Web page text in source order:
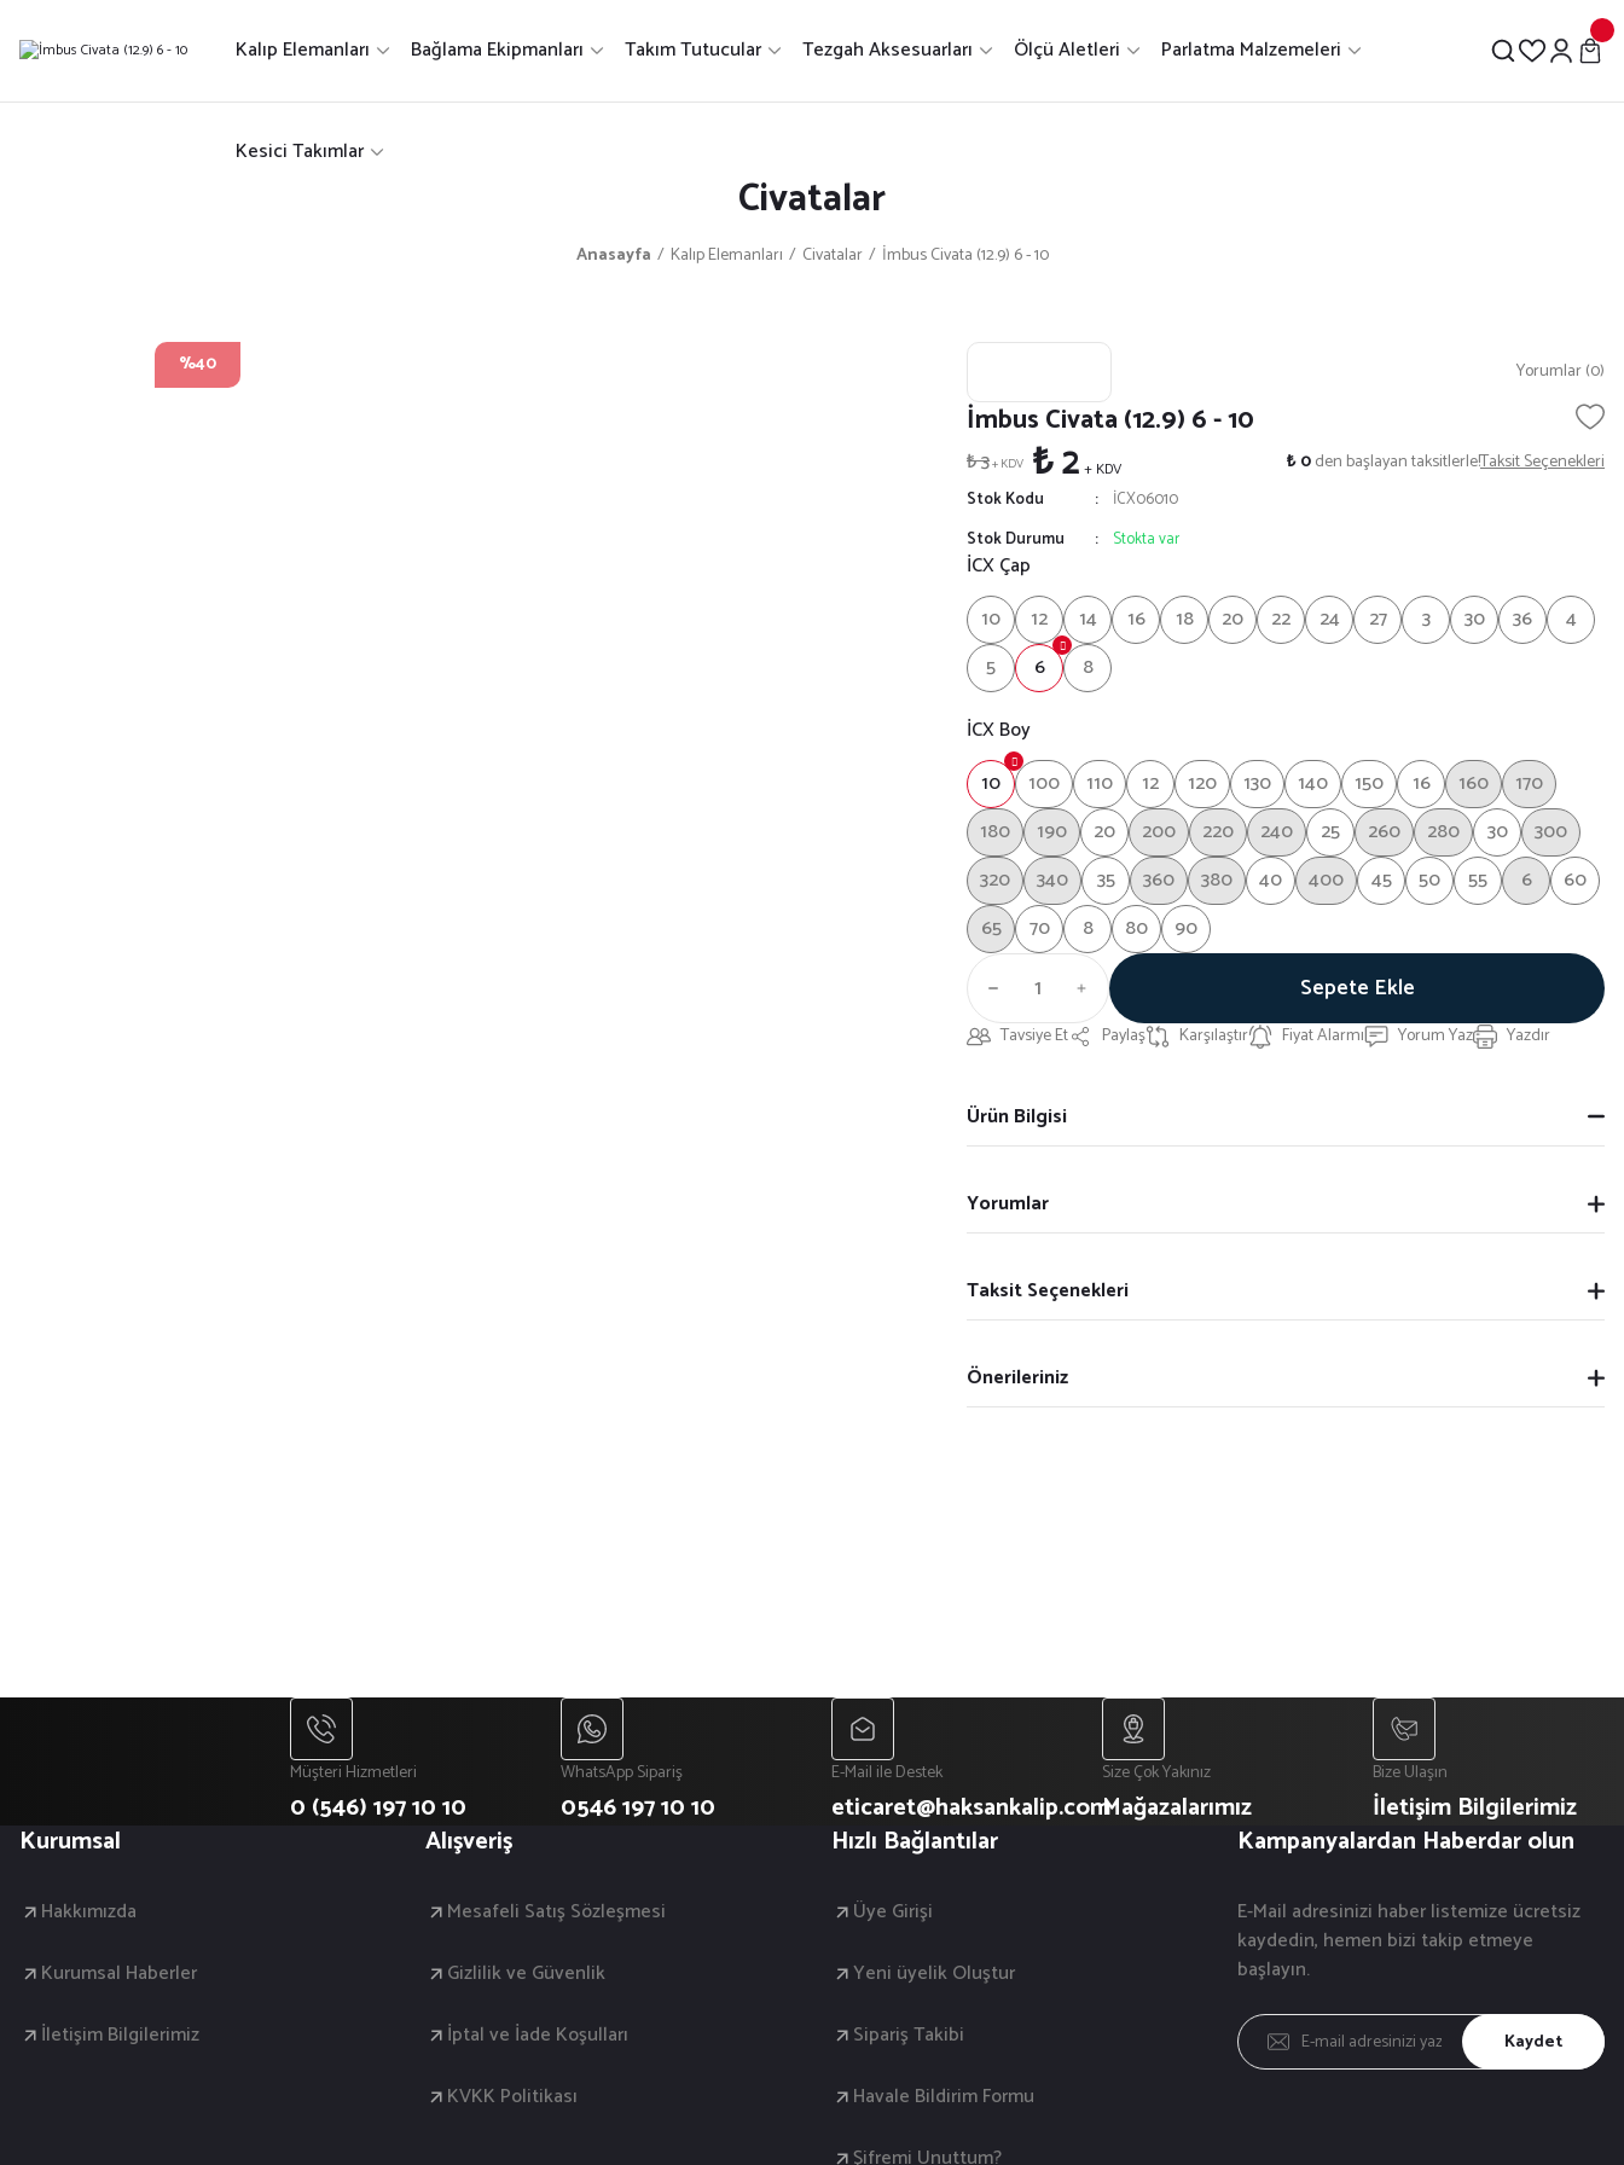
Kalıp Elemanları Bağlama Ekipmanları Takım Tutucular Tezgah Aksesuarları Ölçü Aletleri Parlatma Malzemeleri
Kesici Takımlar
Civatalar
Anasayfa Kalıp Elemanları Civatalar İmbus Civata (12.9) 6 - 10
%40 Yorumlar (0)
İmbus Civata (12.9) 6 - 10
₺ 3+ KDV ₺ 2 + KDV ₺ 0den başlayan taksitlerle!Taksit Seçenekleri
Stok Kodu
İCX06010
Stok Durumu
Stokta var
İCX Çap
10
12 14 16 18 20 22 24 27 3 30 36
4
5
6
8
İCX Boy
10
100 110 12 120 130 140 150 16 160
170
180
190 20 200 220 240 25 260 280 30
300
320
340 35 360 380 40 400 45 50 55 6
60
65
70 8 80 90
Sepete Ekle
Tavsiye Et Paylaş Karşılaştır Fiyat Alarmı Yorum Yaz Yazdır
Ürün Bilgisi
Yorumlar
Taksit Seçenekleri
Önerileriniz
Müşteri Hizmetleri
0 (546) 197 10 10
WhatsApp Sipariş
0546 197 10 10
E-Mail ile Destek
eticaret@haksankalip.com
Size Çok Yakınız
Mağazalarımız
Bize Ulaşın
İletişim Bilgilerimiz
Kurumsal
Hakkımızda
Kurumsal Haberler
İletişim Bilgilerimiz
Alışveriş
Mesafeli Satış Sözleşmesi
Gizlilik ve Güvenlik
İptal ve İade Koşulları
KVKK Politikası
Hızlı Bağlantılar
Üye Girişi
Yeni üyelik Oluştur
Sipariş Takibi
Havale Bildirim Formu
Şifremi Unuttum?
Kampanyalardan Haberdar olun
E-Mail adresinizi haber listemize ücretsiz
kaydedin, hemen bizi takip etmeye
başlayın.
Kaydet